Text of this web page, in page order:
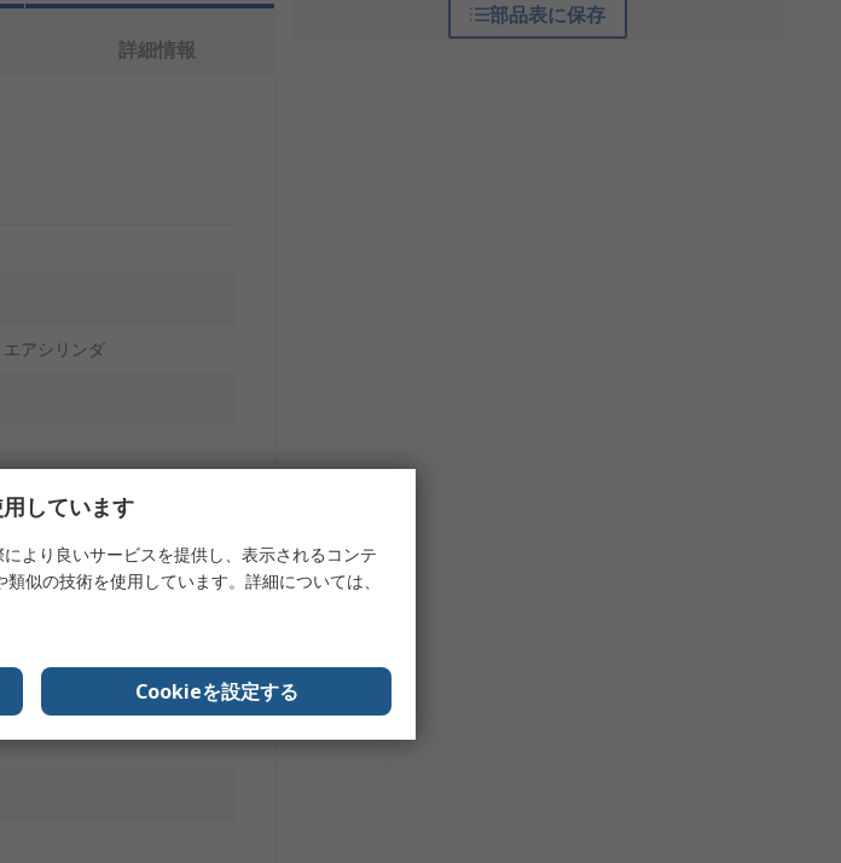
部品表に保存
詳細情報
アシリンダ
加工処理済み
しています
より良いサービスを提供し、表示されるコンテ
似の技術を使用しています。詳細については、
Cookieを設定する